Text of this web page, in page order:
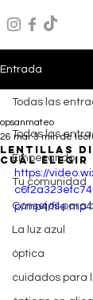
Entrada
Todas las
Empezando
Tu comunidad
Consejos para
La luz azul
óptica
cuidados para
Todas las
Lentillas
cuál elegir
opsanmateo
26 mar 3 min de
https://
p/mp4/file.mp4